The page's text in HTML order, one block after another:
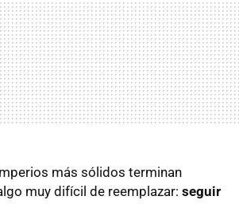
más sólidos terminan
muy difícil de reemplazar: seguir